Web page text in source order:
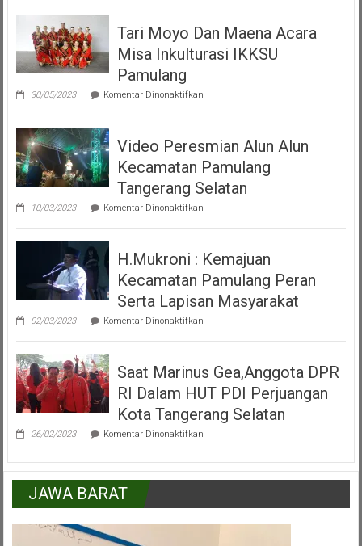
(PMP
Tangsel
Tari Moyo Dan Maena Acara
Misa Inkulturasi IKKSU
Pamulang
30/05/2023 Komentar Dinonaktifkanpada
Moyo
Maena
Acara
Misa
Inkulturasi
IKKSU
Pamulang
Video Peresmian Alun Alun
Kecamatan Pamulang
Tangerang Selatan
10/03/2023 Komentar Dinonaktifkanpada
Peresmian
Alun
Kecamatan
Pamulang
Tangerang
Selatan
H.Mukroni : Kemajuan
Kecamatan Pamulang Peran
Serta Lapisan Masyarakat
02/03/2023 Komentar Dinonaktifkanpada
:
Kecamatan
Pamulang
Peran
Lapisan
Masyarakat
Saat Marinus Gea,Anggota DPR
RI Dalam HUT PDI Perjuangan
Kota Tangerang Selatan
26/02/2023 Komentar Dinonaktifkanpada
Gea,Anggota
DPR
Dalam
JAWA BARAT